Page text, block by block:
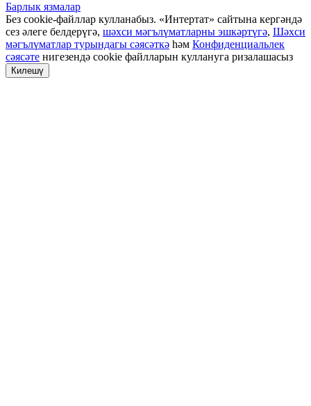
Барлык язмалар
Без cookie-файллар кулланабыз. «Интертат» сайтына кергәндә
сез әлеге белдерүгә, шәхси мәгълүматларны эшкәртүгә, Шәхси
мәгълүматлар турындагы сәясәткә һәм Конфиденциальлек
сәясәте нигезендә cookie файлларын куллануга ризалашасыз
Килешү